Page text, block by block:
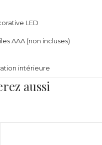
LED
AAA (non incluses)
intérieure
aussi